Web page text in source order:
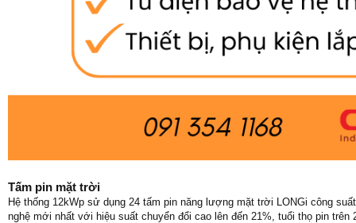
Tấm pin mặt trời
Hệ thống 12kWp sử dụng 24 tấm pin năng lượng mặt trời LONGi công
nghệ mới nhất với hiệu suất chuyển đổi cao lên đến 21%, tuổi thọ pin